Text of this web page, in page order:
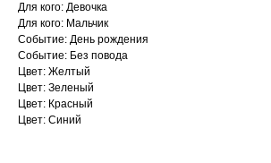
Для кого: Девочка
Для кого: Мальчик
Событие: День рождения
Событие: Без повода
Цвет: Желтый
Цвет: Зеленый
Цвет: Красный
Цвет: Синий